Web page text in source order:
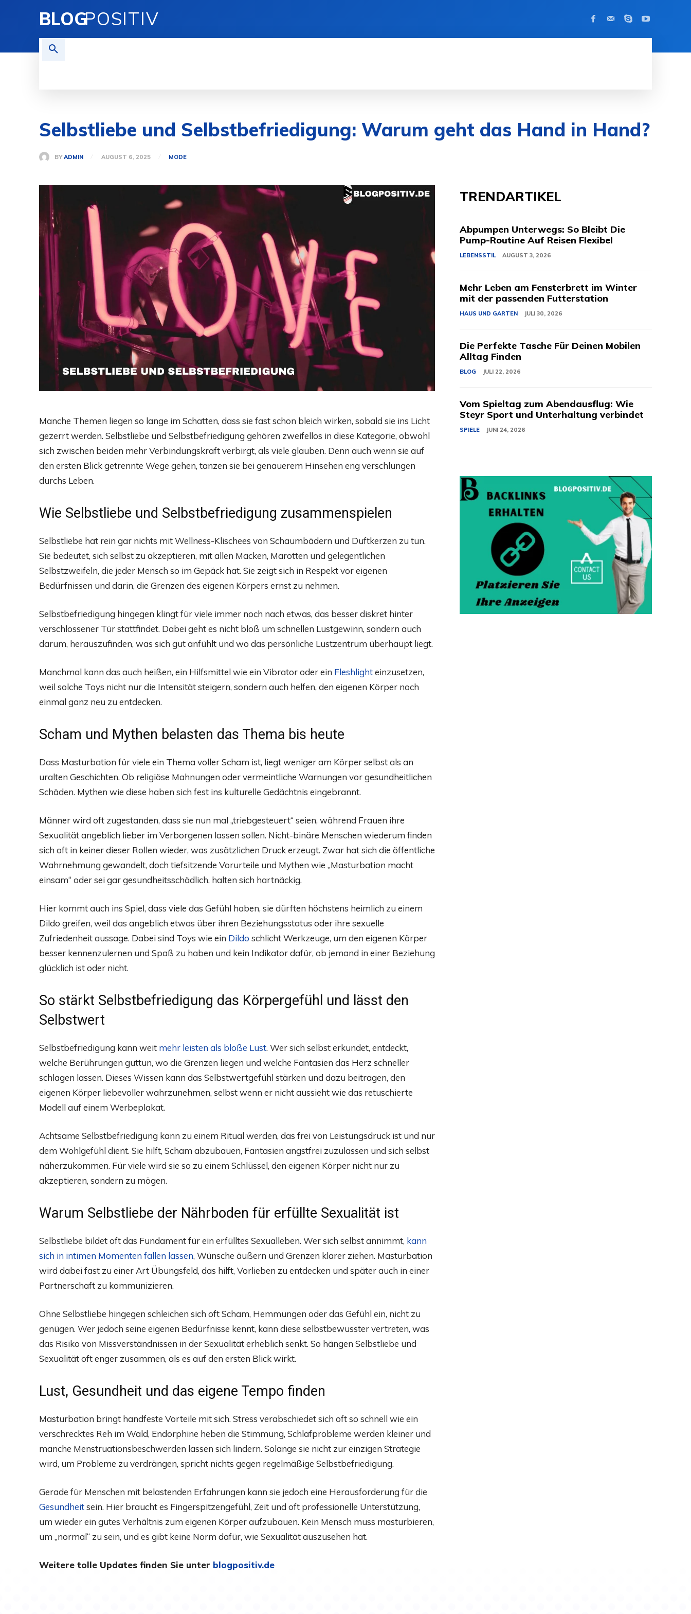
BLOGPOSITIV
Selbstliebe und Selbstbefriedigung: Warum geht das Hand in Hand?
BY ADMIN AUGUST 6, 2025 MODE
Manche Themen liegen so lange im Schatten, dass sie fast schon bleich wirken, sobald sie ins Licht
gezerrt werden. Selbstliebe und Selbstbefriedigung gehören zweifellos in diese Kategorie, obwohl
sich zwischen beiden mehr Verbindungskraft verbirgt, als viele glauben. Denn auch wenn sie auf
den ersten Blick getrennte Wege gehen, tanzen sie bei genauerem Hinsehen eng verschlungen
durchs Leben.
Wie Selbstliebe und Selbstbefriedigung zusammenspielen
Selbstliebe hat rein gar nichts mit Wellness-Klischees von Schaumbädern und Duftkerzen zu tun.
Sie bedeutet, sich selbst zu akzeptieren, mit allen Macken, Marotten und gelegentlichen
Selbstzweifeln, die jeder Mensch so im Gepäck hat. Sie zeigt sich in Respekt vor eigenen
Bedürfnissen und darin, die Grenzen des eigenen Körpers ernst zu nehmen.
Selbstbefriedigung hingegen klingt für viele immer noch nach etwas, das besser diskret hinter
verschlossener Tür stattfindet. Dabei geht es nicht bloß um schnellen Lustgewinn, sondern auch
darum, herauszufinden, was sich gut anfühlt und wo das persönliche Lustzentrum überhaupt liegt.
Manchmal kann das auch heißen, ein Hilfsmittel wie ein Vibrator oder ein Fleshlighteinzusetzen,
weil solche Toys nicht nur die Intensität steigern, sondern auch helfen, den eigenen Körper noch
einmal ganz neu zu entdecken.
Scham und Mythen belasten das Thema bis heute
Dass Masturbation für viele ein Thema voller Scham ist, liegt weniger am Körper selbst als an
uralten Geschichten. Ob religiöse Mahnungen oder vermeintliche Warnungen vor gesundheitlichen
Schäden. Mythen wie diese haben sich fest ins kulturelle Gedächtnis eingebrannt.
Männer wird oft zugestanden, dass sie nun mal „triebgesteuert“ seien, während Frauen ihre
Sexualität angeblich lieber im Verborgenen lassen sollen. Nicht-binäre Menschen wiederum finden
sich oft in keiner dieser Rollen wieder, was zusätzlichen Druck erzeugt. Zwar hat sich die öffentliche
Wahrnehmung gewandelt, doch tiefsitzende Vorurteile und Mythen wie „Masturbation macht
einsam“ oder sei gar gesundheitsschädlich, halten sich hartnäckig.
Hier kommt auch ins Spiel, dass viele das Gefühl haben, sie dürften höchstens heimlich zu einem
Dildo greifen, weil das angeblich etwas über ihren Beziehungsstatus oder ihre sexuelle
Zufriedenheit aussage. Dabei sind Toys wie ein Dildo schlicht Werkzeuge, um den eigenen Körper
besser kennenzulernen und Spaß zu haben und kein Indikator dafür, ob jemand in einer Beziehung
glücklich ist oder nicht.
So stärkt Selbstbefriedigung das Körpergefühl und lässt den
Selbstwert
Selbstbefriedigung kann weit mehr leisten als bloße Lust. Wer sich selbst erkundet, entdeckt,
welche Berührungen guttun, wo die Grenzen liegen und welche Fantasien das Herz schneller
schlagen lassen. Dieses Wissen kann das Selbstwertgefühl stärken und dazu beitragen, den
eigenen Körper liebevoller wahrzunehmen, selbst wenn er nicht aussieht wie das retuschierte
Modell auf einem Werbeplakat.
Achtsame Selbstbefriedigung kann zu einem Ritual werden, das frei von Leistungsdruck ist und nur
dem Wohlgefühl dient. Sie hilft, Scham abzubauen, Fantasien angstfrei zuzulassen und sich selbst
näherzukommen. Für viele wird sie so zu einem Schlüssel, den eigenen Körper nicht nur zu
akzeptieren, sondern zu mögen.
Warum Selbstliebe der Nährboden für erfüllte Sexualität ist
Selbstliebe bildet oft das Fundament für ein erfülltes Sexualleben. Wer sich selbst annimmt, kann
sich in intimen Momenten fallen lassen, Wünsche äußern und Grenzen klarer ziehen. Masturbation
wird dabei fast zu einer Art Übungsfeld, das hilft, Vorlieben zu entdecken und später auch in einer
Partnerschaft zu kommunizieren.
Ohne Selbstliebe hingegen schleichen sich oft Scham, Hemmungen oder das Gefühl ein, nicht zu
genügen. Wer jedoch seine eigenen Bedürfnisse kennt, kann diese selbstbewusster vertreten, was
das Risiko von Missverständnissen in der Sexualität erheblich senkt. So hängen Selbstliebe und
Sexualität oft enger zusammen, als es auf den ersten Blick wirkt.
Lust, Gesundheit und das eigene Tempo finden
Masturbation bringt handfeste Vorteile mit sich. Stress verabschiedet sich oft so schnell wie ein
verschrecktes Reh im Wald, Endorphine heben die Stimmung, Schlafprobleme werden kleiner und
manche Menstruationsbeschwerden lassen sich lindern. Solange sie nicht zur einzigen Strategie
wird, um Probleme zu verdrängen, spricht nichts gegen regelmäßige Selbstbefriedigung.
Gerade für Menschen mit belastenden Erfahrungen kann sie jedoch eine Herausforderung für die
Gesundheitsein. Hier braucht es Fingerspitzengefühl, Zeit und oft professionelle Unterstützung,
um wieder ein gutes Verhältnis zum eigenen Körper aufzubauen. Kein Mensch muss masturbieren,
um „normal“ zu sein, und es gibt keine Norm dafür, wie Sexualität auszusehen hat.
Weitere tolle Updates finden Sie unter blogpositiv.de
TRENDARTIKEL
Abpumpen Unterwegs: So Bleibt Die
Pump-Routine Auf Reisen Flexibel
LEBENSSTIL AUGUST 3, 2026
Mehr Leben am Fensterbrett im Winter
mit der passenden Futterstation
HAUS UND GARTEN JULI 30, 2026
Die Perfekte Tasche Für Deinen Mobilen
Alltag Finden
BLOG JULI 22, 2026
Vom Spieltag zum Abendausflug: Wie
Steyr Sport und Unterhaltung verbindet
SPIELE JUNI 24, 2026